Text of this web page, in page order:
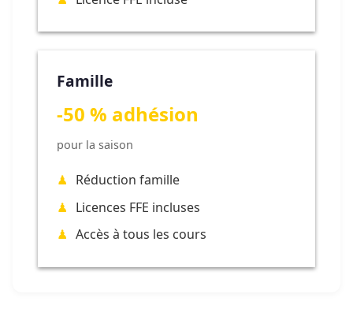
Famille
-50 % adhésion
pour la saison
Réduction famille
Licences FFE incluses
Accès à tous les cours